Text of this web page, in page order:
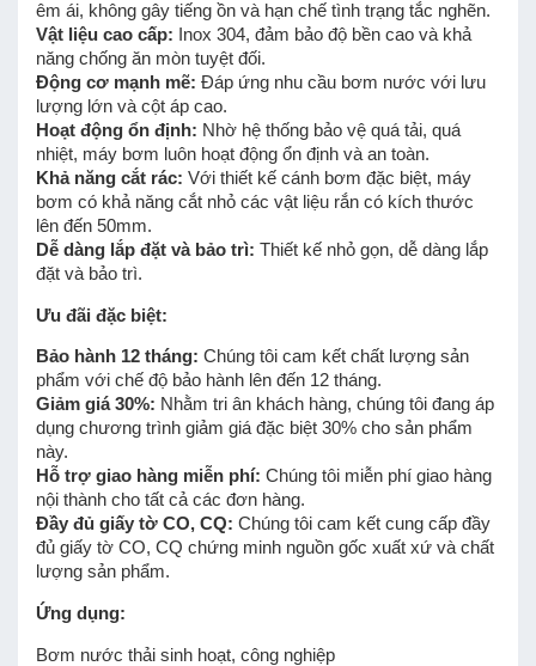
êm ái, không gây tiếng ồn và hạn chế tình trạng tắc nghẽn.
Vật liệu cao cấp: Inox 304, đảm bảo độ bền cao và khả
năng chống ăn mòn tuyệt đối.
Động cơ mạnh mẽ: Đáp ứng nhu cầu bơm nước với lưu
lượng lớn và cột áp cao.
Hoạt động ổn định: Nhờ hệ thống bảo vệ quá tải, quá
nhiệt, máy bơm luôn hoạt động ổn định và an toàn.
Khả năng cắt rác: Với thiết kế cánh bơm đặc biệt, máy
bơm có khả năng cắt nhỏ các vật liệu rắn có kích thước
lên đến 50mm.
Dễ dàng lắp đặt và bảo trì: Thiết kế nhỏ gọn, dễ dàng lắp
đặt và bảo trì.
Ưu đãi đặc biệt:
Bảo hành 12 tháng: Chúng tôi cam kết chất lượng sản
phẩm với chế độ bảo hành lên đến 12 tháng.
Giảm giá 30%: Nhằm tri ân khách hàng, chúng tôi đang áp
dụng chương trình giảm giá đặc biệt 30% cho sản phẩm
này.
Hỗ trợ giao hàng miễn phí: Chúng tôi miễn phí giao hàng
nội thành cho tất cả các đơn hàng.
Đầy đủ giấy tờ CO, CQ: Chúng tôi cam kết cung cấp đầy
đủ giấy tờ CO, CQ chứng minh nguồn gốc xuất xứ và chất
lượng sản phẩm.
Ứng dụng:
Bơm nước thải sinh hoạt, công nghiệp